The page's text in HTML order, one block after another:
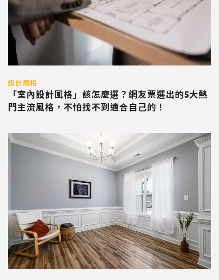
設計風格
「室內設計風格」該怎麼選？網友票選出的5大熱
門主流風格，不怕找不到適合自己的！